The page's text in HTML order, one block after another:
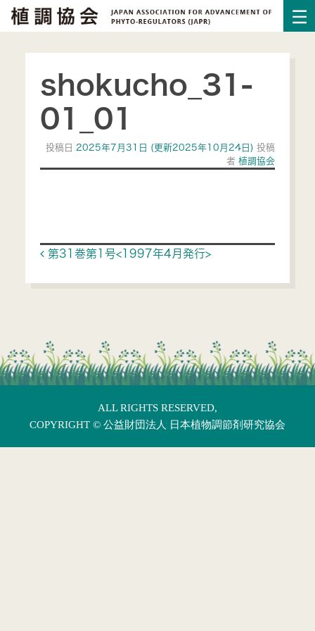
shokucho_31-
01_01
投稿日 2025年7月31日 (更新2025年10月24日)投稿
者 植調協会
Post navigation
第31巻第1号<1997年4月発行>
ALL RIGHTS RESERVED,
COPYRIGHT © 公益財団法人 日本植物調節剤研究協会